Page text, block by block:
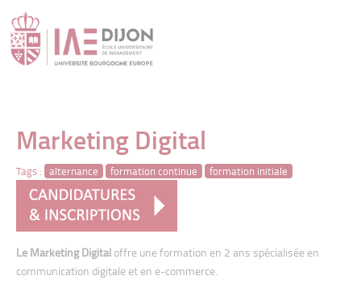
Marketing Digital
Tags : alternance formation continue formation initiale
Le Marketing Digital offre une formation en 2 ans spécialisée en
communication digitale et en e-commerce.